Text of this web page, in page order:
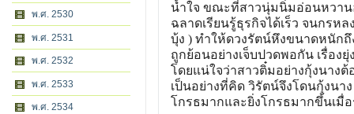
พ.ศ. 2530
พ.ศ. 2531
พ.ศ. 2532
พ.ศ. 2533
พ.ศ. 2534
น้ำใจ ขณะที่สาวนุ่มนิ่มอ่อนหวาน
ฉลาดเรียนรู้ธุรกิจได้เร็ว จนกรห
บุ้ง ) ทำให้ดวงรัตน์หึงขนาดหนัก
ถูกย้อนอย่างเจ็บปวดพอกัน เรื่อง
โดยแน่ใจว่าสาวติ๋มอย่างกุ้งนาง
เป็นอย่างที่คิด วิรัตน์จึงโดนกุ้งนา
โกรธมากและยิ่งโกรธมากขึ้นเ